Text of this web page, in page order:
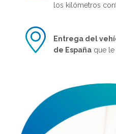
los kilómetros
Entrega del
de España que le